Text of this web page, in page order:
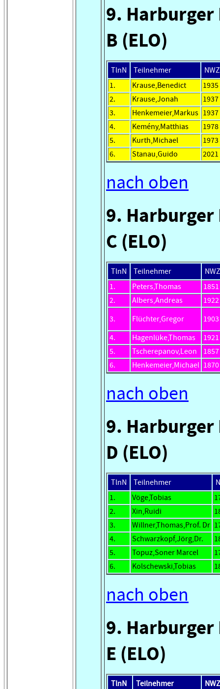
9.
B (ELO)
TlnN Teilnehmer
NWZ
1.
Krause,Benedict
1935
2.
Krause,Jonah
1937
3.
Henkemeier,Markus 1937
4.
Kemény,Matthias
1978
5.
Kurth,Michael
1973
6.
Stanau,Guido 2021
nach oben
9.
C (ELO)
TlnN Teilnehmer
NWZ
1.
Peters,Thomas
1851
2.
Albers,Andreas
1922
3.
Flüchter,Gregor
1903
4.
Hagenlüke,Thomas
1921
5.
Tscherepanov,Leon
1857
6.
Henkemeier,Michael 1870
nach oben
9.
D (ELO)
TlnN Teilnehmer
1.
Vöge,Tobias
2.
Xin,Ruidi
3.
Willner,Thomas,Prof. Dr
4.
Schwarzkopf,Jörg,Dr.
5.
Topuz,Soner Marcel
6.
Kolschewski,Tobias
nach oben
9.
E (ELO)
TlnN Teilnehmer
NWZ